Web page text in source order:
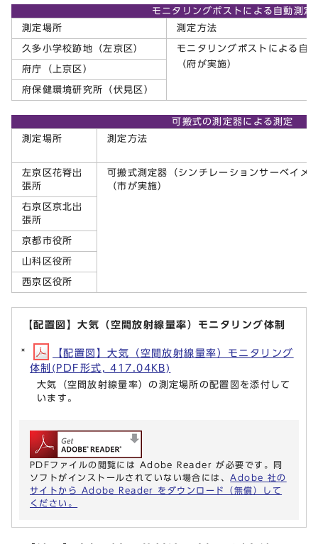
モニタリングポストによる自動測定
測定場所
測定方法
久多小学校跡地（左京区）
モニタリングポストによる自
（府が実施）
府庁（上京区）
府保健環境研究所（伏見区）
可搬式の測定器による測定
測定場所
測定方法
左京区花脊出
張所
可搬式測定器（シンチレーションサーベイメ
（市が実施）
右京区京北出
張所
京都市役所
山科区役所
西京区役所
【配置図】大気（空間放射線量率）モニタリング体制
【配置図】大気（空間放射線量率）モニタリング
体制(PDF形式, 417.04KB)
大気（空間放射線量率）の測定場所の配置図を添付して
います。
PDFファイルの閲覧には Adobe Reader が必要です。同
ソフトがインストールされていない場合には、 Adobe 社の
サイトから Adobe Reader をダウンロード（無償）して
ください。